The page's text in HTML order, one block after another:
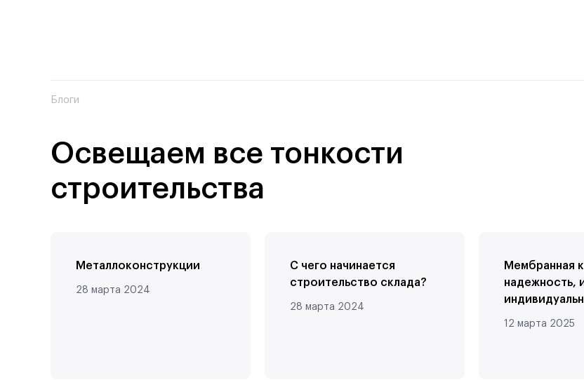
Блоги
Освещаем все тонкости
строительства
Металлоконструкции
28 марта 2024
С чего начинается
строительство склада?
28 марта 2024
Мембранная
надежность,
12 марта 2025